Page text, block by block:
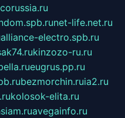
net-life.net.ru
alliance-electro.spb.ru
kinzozo-ru.ru
eugrus.pp.ru
bezmorchin.ruia2.ru
kolosok-elita.ru
avegainfo.ru